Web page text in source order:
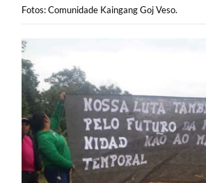
Fotos: Comunidade Kaingang Goj Veso.